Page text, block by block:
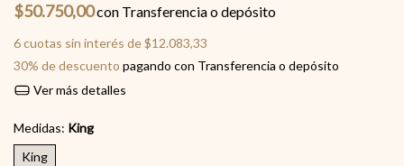
$50.750,00con Transferencia o depósito
6cuotas sin interés de$12.083,33
30% de descuento pagando con Transferencia o depósito
Ver más detalles
Medidas: King
King